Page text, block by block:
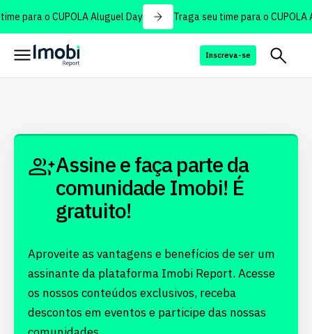
para o CUPOLA Aluguel Day Traga seu time para o CUPOLA
Inscreva-se
Assine e faça parte da
comunidade Imobi! É
gratuito!
Aproveite as vantagens e benefícios de ser um
assinante da plataforma Imobi Report. Acesse
os nossos conteúdos exclusivos, receba
descontos em eventos e participe das nossas